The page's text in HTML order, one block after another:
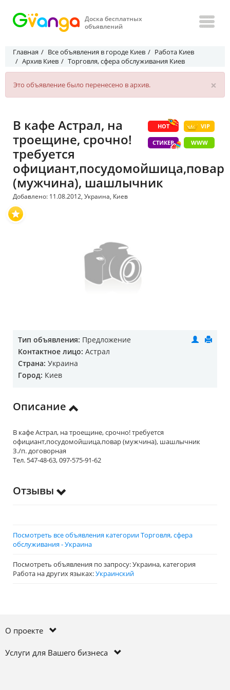
Доска бесплатных
объявлений
Главная Все объявления в городе Киев
Работа Киев
Архив Киев
Торговля, сфера обслуживания Киев
×
Это объявление было перенесено в архив.
HOT VIP
СТИКЕР WWW
В кафе Астрал, на
троещине, срочно!
требуется
официант,посудомойшица,повар
(мужчина), шашлычник
Добавлено: 11.08.2012, Украина, Киев
Тип объявления: Предложение
Контактное лицо: Астрал
Страна: Украина
Город: Киев
Описание
В кафе Астрал, на троещине, срочно! требуется
официант,посудомойшица,повар (мужчина), шашлычник
З./п. договорная
Тел. 547-48-63, 097-575-91-62
Отзывы
Посмотреть все объявления категории Торговля, сфера
обслуживания - Украина
Посмотреть объявления по запросу: Украина, категория
Работа на других языках:Украинский
О проекте
Услуги для Вашего бизнеса